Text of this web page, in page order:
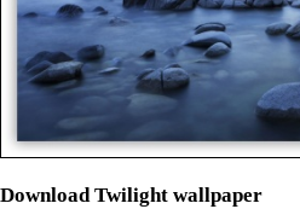
Download Twilight wallpaper